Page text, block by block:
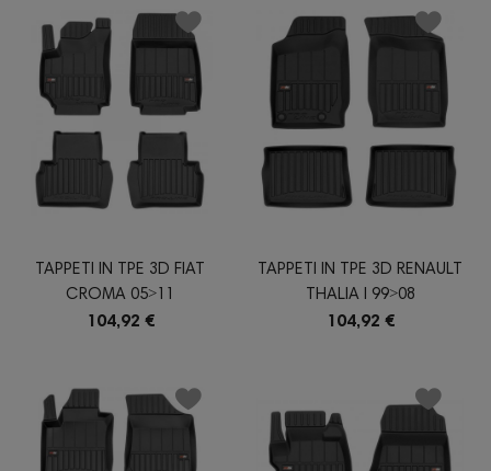
TAPPETI IN TPE 3D FIAT
CROMA 05˃11
104,92 €
TAPPETI IN TPE 3D RENAULT
THALIA I 99˃08
104,92 €